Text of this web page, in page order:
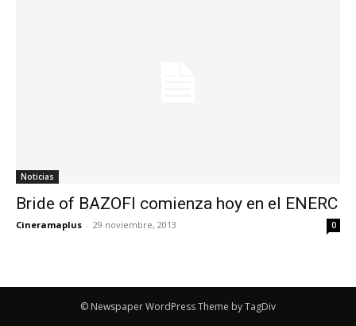
Noticias
Bride of BAZOFI comienza hoy en el ENERC
Cineramaplus - 29 noviembre, 2013 0
© Newspaper WordPress Theme by TagDiv